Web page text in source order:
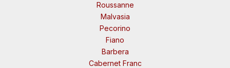
Roussanne
Malvasia
Pecorino
Fiano
Barbera
Cabernet Franc